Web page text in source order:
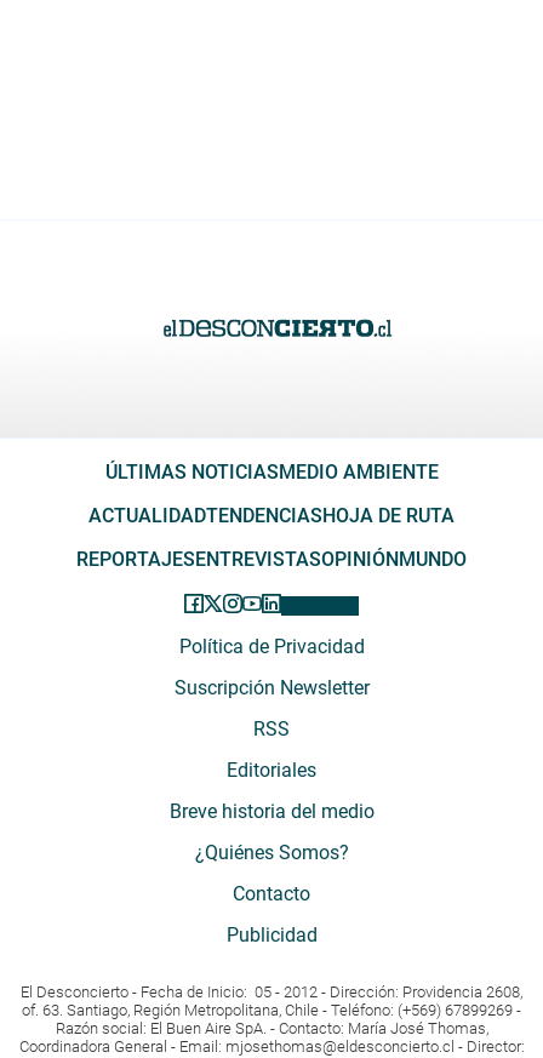
ÚLTIMAS NOTICIAS MEDIO AMBIENTE
ACTUALIDADTENDENCIAS HOJA DE RUTA
REPORTAJES ENTREVISTASOPINIÓN MUNDO
Política de Privacidad
Suscripción Newsletter
RSS
Editoriales
Breve historia del medio
¿Quiénes Somos?
Contacto
Publicidad
El Desconcierto - Fecha de Inicio: 05 - 2012 - Dirección: Providencia 2608,
of. 63. Santiago, Región Metropolitana, Chile - Teléfono: (+569) 67899269 -
Razón social: El Buen Aire SpA. - Contacto: María José Thomas,
Coordinadora General - Email: mjosethomas@eldesconcierto.cl - Director: